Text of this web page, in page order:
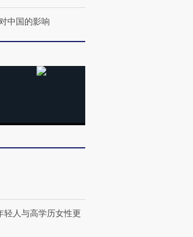
活方式·第三对
住三大增长引擎是什么？
中国的影响
轻人与高学历女性更